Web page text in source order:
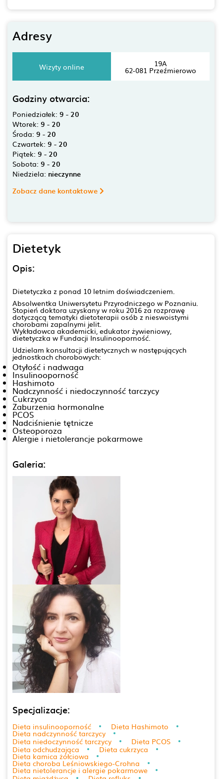
Adresy
Wizyty online 19A
62-081 Przeźmierowo
Godziny otwarcia:
Poniedziałek: 9 - 20
Wtorek: 9 - 20
Środa: 9 - 20
Czwartek: 9 - 20
Piątek: 9 - 20
Sobota: 9 - 20
Niedziela: nieczynne
Zobacz dane kontaktowe
Dietetyk
Opis:
Dietetyczka z ponad 10 letnim doświadczeniem.
Absolwentka Uniwersytetu Przyrodniczego w Poznaniu.
Stopień doktora uzyskany w roku 2016 za rozprawę
dotyczącą tematyki dietoterapii osób z nieswoistymi
chorobami zapalnymi jelit.
Wykładowca akademicki, edukator żywieniowy,
dietetyczka w Fundacji Insulinooporność.
Udzielam konsultacji dietetycznych w następujących
jednostkach chorobowych:
Otyłość i nadwaga
Insulinooporność
Hashimoto
Nadczynność i niedoczynność tarczycy
Cukrzyca
Zaburzenia hormonalne
PCOS
Nadciśnienie tętnicze
Osteoporoza
Alergie i nietolerancje pokarmowe
Galeria:
Specjalizacje:
Dieta insulinooporność Dieta Hashimoto
Dieta nadczynność tarczycy
Dieta niedoczynność tarczycy
Dieta PCOS
Dieta odchudzająca
Dieta cukrzyca
Dieta kamica żółciowa
Dieta choroba Leśniowskiego-Crohna
Dieta nietolerancje i alergie pokarmowe